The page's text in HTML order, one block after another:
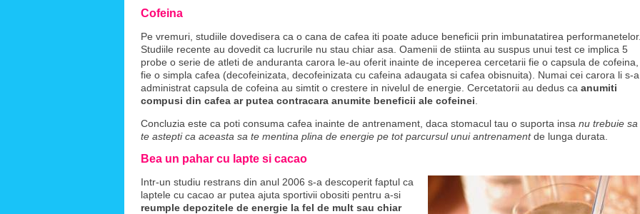
Cofeina
Pe vremuri, studiile dovedisera ca o cana de cafea iti poate aduce beneficii prin imbunatatirea
Studiile recente au dovedit ca lucrurile nu stau chiar asa. Oamenii de stiinta au suspus unui test ce implica 5
probe o serie de atleti de anduranta carora le-au oferit inainte de inceperea cercetarii fie o capsula de cofeina,
fie o simpla cafea (decofeinizata, decofeinizata cu cafeina adaugata si cafea obisnuita). Numai cei carora li s-a
administrat capsula de cofeina au simtit o crestere in nivelul de energie. Cercetatorii au dedus ca anumiti
compusi din cafea ar putea contracara anumite beneficii ale cofeinei
Concluzia este ca poti consuma cafea inainte de antrenament, daca stomacul tau o suporta insa nu trebuie sa
te astepti ca aceasta sa te mentina plina de energie pe tot parcursul unui antrenamentde lunga durata.
Bea un pahar cu lapte si cacao
Intr-un studiu restrans din anul 2006 s-a descoperit faptul ca
laptele cu cacao ar putea ajuta sportivii obositi pentru a-si
reumple depozitele de energie la fel de mult sau chiar